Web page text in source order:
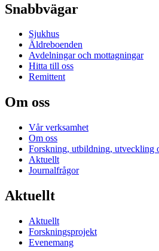
Snabbvägar
Sjukhus
Äldreboenden
Avdelningar och mottagningar
Hitta till oss
Remittent
Om oss
Vår verksamhet
Om oss
Forskning, utbildning, utveckling
Aktuellt
Journalfrågor
Aktuellt
Aktuellt
Forskningsprojekt
Evenemang